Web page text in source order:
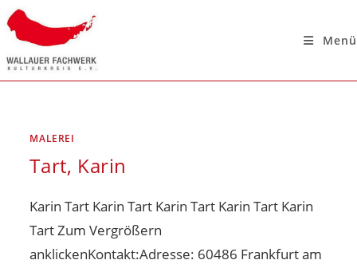
Menü
MALEREI
Tart, Karin
Karin Tart Karin Tart Karin Tart Karin Tart Karin
Tart Zum Vergrößern
anklickenKontakt:Adresse: 60486 Frankfurt am